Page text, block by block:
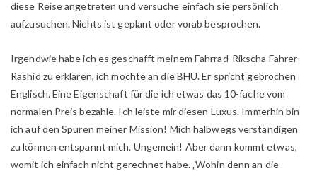
diese Reise angetreten und versuche einfach sie persönlich
aufzusuchen. Nichts ist geplant oder vorab besprochen.
Irgendwie habe ich es geschafft meinem Fahrrad-Rikscha Fahrer
Rashid zu erklären, ich möchte an die BHU. Er spricht gebrochen
Englisch. Eine Eigenschaft für die ich etwas das 10-fache vom
normalen Preis bezahle. Ich leiste mir diesen Luxus. Immerhin bin
ich auf den Spuren meiner Mission! Mich halbwegs verständigen
zu können entspannt mich. Ungemein! Aber dann kommt etwas,
womit ich einfach nicht gerechnet habe. „Wohin denn an die